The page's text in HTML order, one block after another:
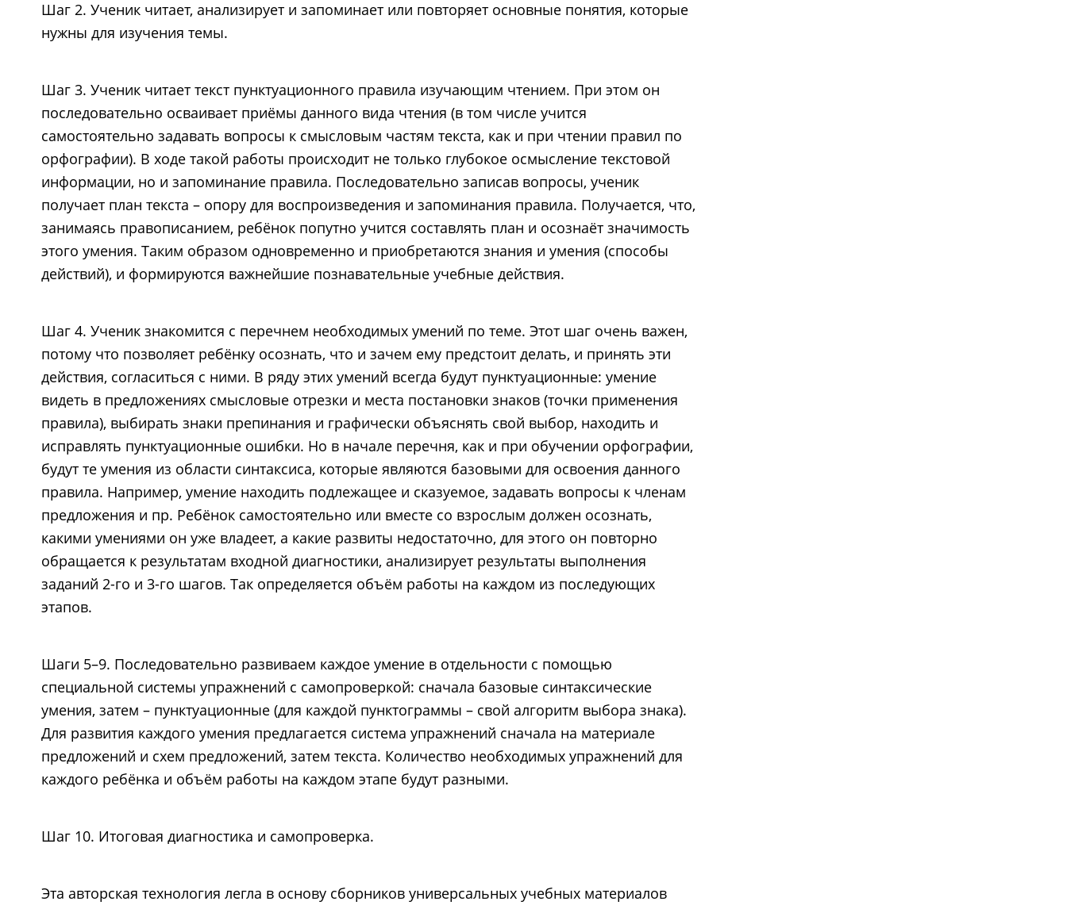
Шаг 2. Ученик читает, анализирует и запоминает или повторяет основные понятия, которые
нужны для изучения темы.
Шаг 3. Ученик читает текст пунктуационного правила изучающим чтением. При этом он
последовательно осваивает приёмы данного вида чтения (в том числе учится
самостоятельно задавать вопросы к смысловым частям текста, как и при чтении правил по
орфографии). В ходе такой работы происходит не только глубокое осмысление текстовой
информации, но и запоминание правила. Последовательно записав вопросы, ученик
получает план текста – опору для воспроизведения и запоминания правила. Получается, что,
занимаясь правописанием, ребёнок попутно учится составлять план и осознаёт значимость
этого умения. Таким образом одновременно и приобретаются знания и умения (способы
действий), и формируются важнейшие познавательные учебные действия.
Шаг 4. Ученик знакомится с перечнем необходимых умений по теме. Этот шаг очень важен,
потому что позволяет ребёнку осознать, что и зачем ему предстоит делать, и принять эти
действия, согласиться с ними. В ряду этих умений всегда будут пунктуационные: умение
видеть в предложениях cмысловые отрезки и места постановки знаков (точки применения
правила), выбирать знаки препинания и графически объяснять свой выбор, находить и
исправлять пунктуационные ошибки. Но в начале перечня, как и при обучении орфографии,
будут те умения из области синтаксиса, которые являются базовыми для освоения данного
правила. Например, умение находить подлежащее и сказуемое, задавать вопросы к членам
предложения и пр. Ребёнок самостоятельно или вместе со взрослым должен осознать,
какими умениями он уже владеет, а какие развиты недостаточно, для этого он повторно
обращается к результатам входной диагностики, анализирует результаты выполнения
заданий 2-го и 3-го шагов. Так определяется объём работы на каждом из последующих
этапов.
Шаги 5–9. Последовательно развиваем каждое умение в отдельности с помощью
специальной системы упражнений с самопроверкой: сначала базовые синтаксические
умения, затем – пунктуационные (для каждой пунктограммы – свой алгоритм выбора знака).
Для развития каждого умения предлагается система упражнений сначала на материале
предложений и схем предложений, затем текста. Количество необходимых упражнений для
каждого ребёнка и объём работы на каждом этапе будут разными.
Шаг 10. Итоговая диагностика и самопроверка.
Эта авторская технология легла в основу сборников универсальных учебных материалов